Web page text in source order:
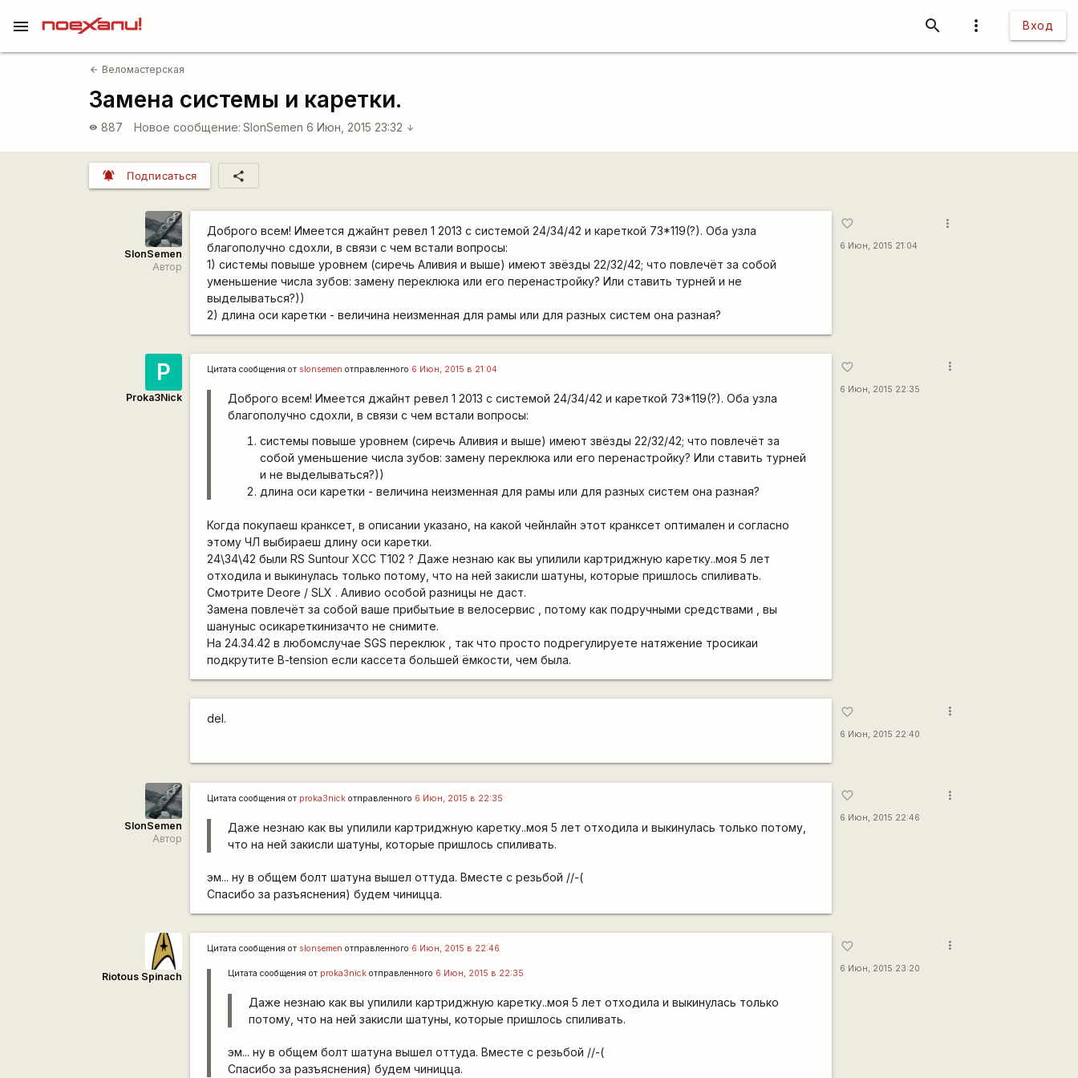
more_vert Вход
search
menu
arrow_back Веломастерская
Замена системы и каретки.
visibility 887 Новое сообщение: SlonSemen 6 Июн, 2015 23:32 arrow_downward
notifications_active Подписаться share
SlonSemen
Автор
Доброго всем! Имеется джайнт ревел 1 2013 с системой 24/34/42 и кареткой 73*119(?). Оба узла
благополучно сдохли, в связи с чем встали вопросы:
1) системы повыше уровнем (сиречь Аливия и выше) имеют звёзды 22/32/42; что повлечёт за собой
уменьшение числа зубов: замену переклюка или его перенастройку? Или ставить турней и не
выделываться?))
2) длина оси каретки - величина неизменная для рамы или для разных систем она разная?
favorite_border
6 Июн, 2015 21:04
more_vert
P
Proka3Nick
Цитата сообщения от slonsemen отправленного 6 Июн, 2015 в 21:04
Доброго всем! Имеется джайнт ревел 1 2013 с системой 24/34/42 и кареткой 73*119(?). Оба узла
благополучно сдохли, в связи с чем встали вопросы:
системы повыше уровнем (сиречь Аливия и выше) имеют звёзды 22/32/42; что повлечёт за
собой уменьшение числа зубов: замену переклюка или его перенастройку? Или ставить турней
и не выделываться?))
длина оси каретки - величина неизменная для рамы или для разных систем она разная?
Когда покупаеш кранксет, в описании указано, на какой чейнлайн этот кранксет оптимален и согласно
этому ЧЛ выбираеш длину оси каретки.
24\34\42 были RS Suntour XCC T102 ? Даже незнаю как вы упилили картриджную каретку..моя 5 лет
отходила и выкинулась только потому, что на ней закисли шатуны, которые пришлось спиливать.
Смотрите Deore / SLX . Аливио особой разницы не даст.
Замена повлечёт за собой ваше прибытьие в велосервис , потому как подручными средствами , вы
шануныс осикареткинизачто не снимите.
На 24.34.42 в любомслучае SGS переклюк , так что просто подрегулируете натяжение тросикаи
подкрутите В-tension если кассета большей ёмкости, чем была.
favorite_border
6 Июн, 2015 22:35
more_vert
del.
favorite_border
6 Июн, 2015 22:40
more_vert
SlonSemen
Автор
Цитата сообщения от proka3nick отправленного 6 Июн, 2015 в 22:35
Даже незнаю как вы упилили картриджную каретку..моя 5 лет отходила и выкинулась только потому,
что на ней закисли шатуны, которые пришлось спиливать.
эм... ну в общем болт шатуна вышел оттуда. Вместе с резьбой //-(
Спасибо за разъяснения) будем чиницца.
favorite_border
6 Июн, 2015 22:46
more_vert
Riotous Spinach
Цитата сообщения от slonsemen отправленного 6 Июн, 2015 в 22:46
Цитата сообщения от proka3nick отправленного 6 Июн, 2015 в 22:35
Даже незнаю как вы упилили картриджную каретку..моя 5 лет отходила и выкинулась только
потому, что на ней закисли шатуны, которые пришлось спиливать.
эм... ну в общем болт шатуна вышел оттуда. Вместе с резьбой //-(
Спасибо за разъяснения) будем чиницца.
favorite_border
6 Июн, 2015 23:20
more_vert